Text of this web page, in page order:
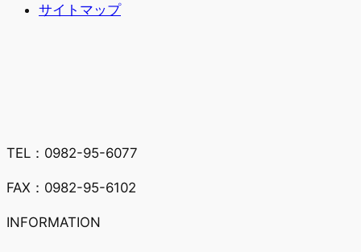
サイトマップ
TEL：0982-95-6077
FAX：0982-95-6102
INFORMATION